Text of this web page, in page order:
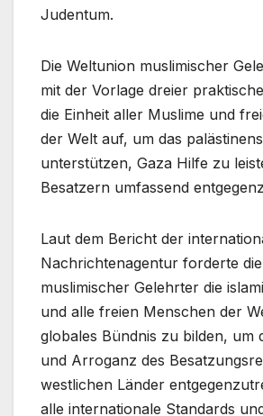
Judentum.
Die Weltunion muslimischer
mit der Vorlage dreier
die Einheit aller Muslime und
der Welt auf, um das
unterstützen, Gaza Hilfe zu
Besatzern umfassend
Laut dem Bericht der
Nachrichtenagentur forderte
muslimischer Gelehrter die
und alle freien Menschen der
globales Bündnis zu bilden, um
und Arroganz des
westlichen Länder
alle internationale Standards